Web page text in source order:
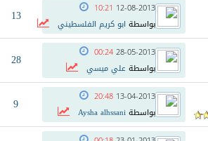
12-08-2013
10:21
بواسطة ابو كريم الفلسطيني 13
28-05-2013
00:24
بواسطةعلي ميسي 28
13-04-2013
20:48
بواسطةAysha alhssani
9